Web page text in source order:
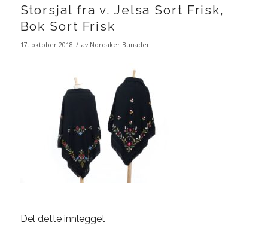
Storsjal fra v. Jelsa Sort Frisk,
Bok Sort Frisk
17. oktober 2018 / av Nordaker Bunader
Del dette innlegget